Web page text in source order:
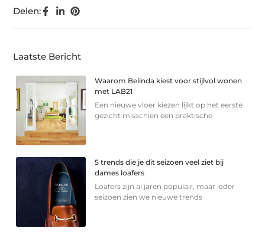
Delen:
Laatste Bericht
Waarom Belinda kiest voor stijlvol wonen
met LAB21
Een nieuwe vloer kiezen lijkt op het eerste
gezicht misschien een praktische
5 trends die je dit seizoen veel ziet bij
dames loafers
Loafers zijn al jaren populair, maar ieder
seizoen zien we nieuwe trends